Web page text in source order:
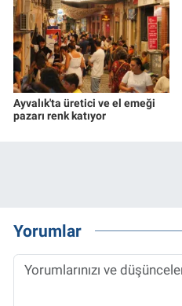
Ayvalık'ta üretici ve el emeği
pazarı renk katıyor
Yorumlar